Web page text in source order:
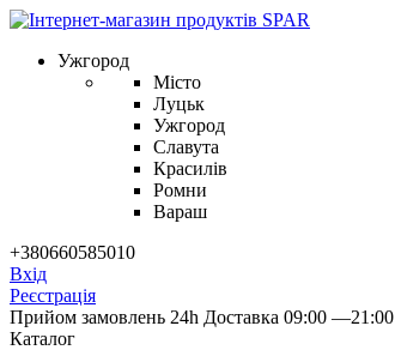
Ужгород
Місто
Луцьк
Ужгород
Славута
Красилів
Ромни
Вараш
+380660585010
Вхід
Реєстрація
Прийом замовлень 24h Доставка 09:00 —21:00
Каталог